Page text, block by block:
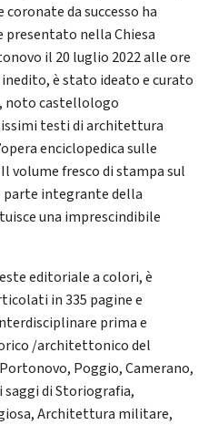
da successo ha
nella Chiesa
il 20 luglio 2022 alle ore
è stato ideato e curato
, noto castellologo
testi di architettura
enciclopedica sulle
volume fresco di stampa sul
parte integrante della
una imprescindibile
editoriale a colori, è
in 335 pagine e
prima e
/architettonico del
Poggio, Camerano,
saggi di Storiografia,
Architettura militare,